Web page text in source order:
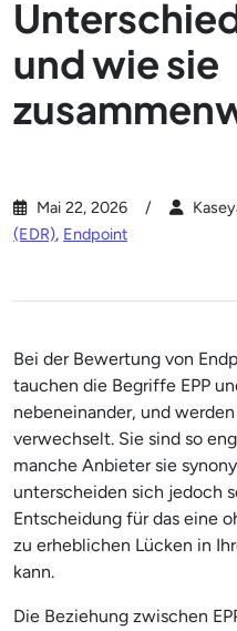
und wie sie
Mai 22, 2026
(EDR), Endpoint
Bei der Bewertung von
tauchen die Begriffe EPP
nebeneinander, und
verwechselt. Sie sind so
manche Anbieter sie
unterscheiden sich jedoch
Entscheidung für das eine
zu erheblichen Lücken in
kann.
Die Beziehung zwischen